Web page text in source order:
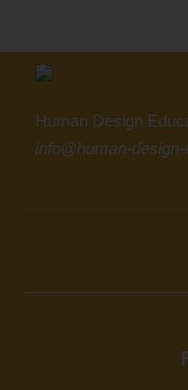
Human Design
info@human-design-